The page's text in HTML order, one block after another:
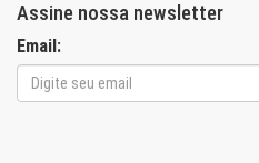
Assine nossa newsletter
Email: